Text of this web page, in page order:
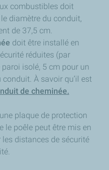
combustibles doit
diamètre du conduit,
de 37,5 cm.
doit être installé en
réduites (par
isolé, 5 cm pour un
À savoir qu’il est
de cheminée.
plaque de protection
le poêle peut être mis en
distances de sécurité